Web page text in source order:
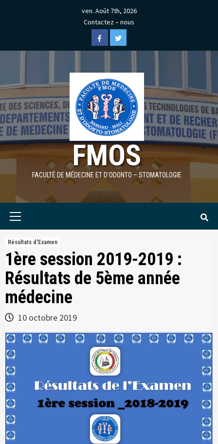
ven. Août 7th, 2026
Contactez – nous
FacebookTwitter
FMOS
FACULTÉ DE MÉDECINE ET D'ODONTO – STOMATOLOGIE
Résultats d'Examen
1ère session 2019-2019 :
Résultats de 5ème année
médecine
10 octobre 2019